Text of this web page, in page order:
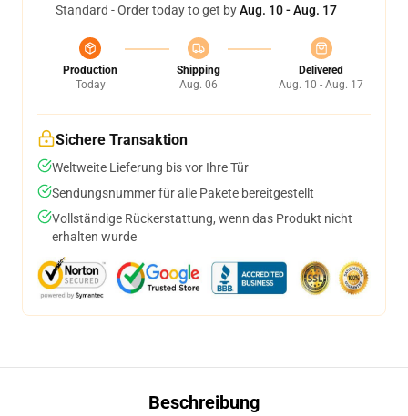
Standard - Order today to get byAug. 10 - Aug. 17
Production
Today
Shipping
Aug. 06
Delivered
Aug. 10 - Aug. 17
Sichere Transaktion
Weltweite Lieferung bis vor Ihre Tür
Sendungsnummer für alle Pakete bereitgestellt
Vollständige Rückerstattung, wenn das Produkt nicht
erhalten wurde
Beschreibung